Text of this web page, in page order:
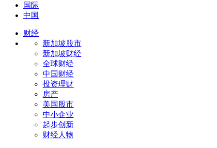
国际
中国
财经
新加坡股市
新加坡财经
全球财经
中国财经
投资理财
房产
美国股市
中小企业
起步创新
财经人物